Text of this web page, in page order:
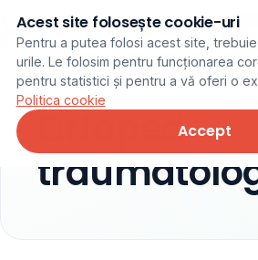
Ortoped-
Acest site folosește cookie-uri
Pentru a putea folosi acest site,
urile. Le folosim pentru funcționarea
pentru statistici și pentru a vă oferi o
Politica cookie
Accept